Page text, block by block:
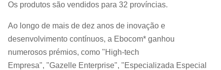
Os produtos são vendidos para 32 províncias.
Ao longo de mais de dez anos de inovação e
desenvolvimento contínuos, a Ebocom* ganhou
numerosos prémios, como "High-tech
Empresa", "Gazelle Enterprise", "Especializada Especial